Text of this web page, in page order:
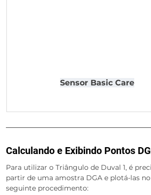
Sensor Basic Care
Calculando e Exibindo Pontos
Para utilizar o Triângulo de Duval 1, é
partir de uma amostra DGA e plotá-las no
seguinte procedimento: